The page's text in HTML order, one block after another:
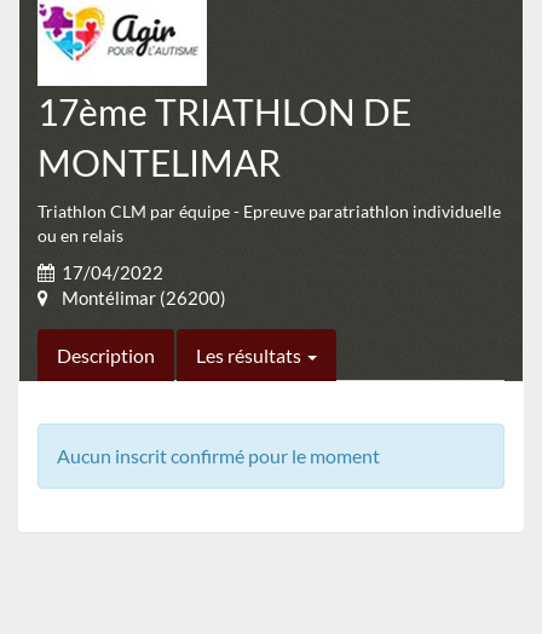
17ème TRIATHLON DE
MONTELIMAR
Triathlon CLM par équipe - Epreuve paratriathlon individuelle
ou en relais
17/04/2022
Montélimar (26200)
Description Les résultats
Aucun inscrit confirmé pour le moment